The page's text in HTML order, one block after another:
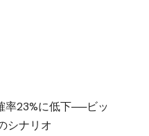
率23%に低下──ビッ
シナリオ